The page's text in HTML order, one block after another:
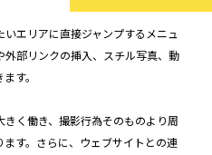
エリアに直接ジャンプするメニュ
部リンクの挿入、スチル写真、動
す。
く働き、撮影行為そのものより周
す。さらに、ウェブサイトとの連